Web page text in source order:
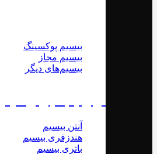
بیسیم پوکسینگ
بیسیم مجاز
بیسیم‌های دیگر
آنتن بیسیم
هندزفری بیسیم
باتری بیسیم